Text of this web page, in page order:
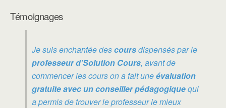
Témoignages
Je suis enchantée descoursdispensés par le
professeur d’Solution Cours, avant de
commencer les cours on a fait uneévaluation
gratuite avec un conseiller pédagogiquequi
a permis de trouver le professeur le mieux